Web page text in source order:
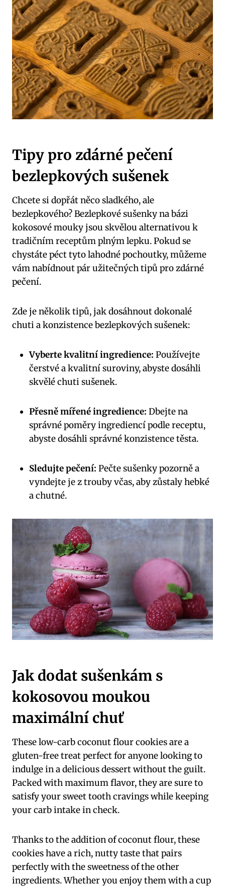
Tipy pro zdárné pečení
bezlepkových sušenek
Chcete si dopřát něco sladkého, ale
bezlepkového? Bezlepkové sušenky na bázi
kokosové mouky jsou skvělou alternativou k
tradičním receptům plným lepku. Pokud se
chystáte péct tyto lahodné pochoutky, můžeme
vám nabídnout pár užitečných tipů pro zdárné
pečení.
Zde je několik tipů, jak dosáhnout dokonalé
chuti a konzistence bezlepkových sušenek:
Vyberte kvalitní ingredience: Používejte
čerstvé a kvalitní suroviny, abyste dosáhli
skvělé chuti sušenek.
Přesně mířené ingredience: Dbejte na
správné poměry ingrediencí podle receptu,
abyste dosáhli správné konzistence těsta.
Sledujte pečení: Pečte sušenky pozorně a
vyndejte je z trouby včas, aby zůstaly hebké
a chutné.
Jak dodat sušenkám s
kokosovou moukou
maximální chuť
These low-carb coconut flour cookies are a
gluten-free treat perfect for anyone looking to
indulge in a delicious dessert without the guilt.
Packed with maximum flavor, they are sure to
satisfy your sweet tooth cravings while keeping
your carb intake in check.
Thanks to the addition of coconut flour, these
cookies have a rich, nutty taste that pairs
perfectly with the sweetness of the other
ingredients. Whether you enjoy them with a cup